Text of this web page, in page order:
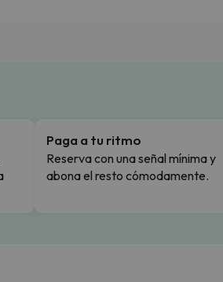
Paga a tu ritmo
Reserva con una señal mínima y
abona el resto cómodamente.